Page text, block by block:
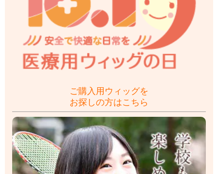
ご購入用ウィッグを
お探しの方はこちら